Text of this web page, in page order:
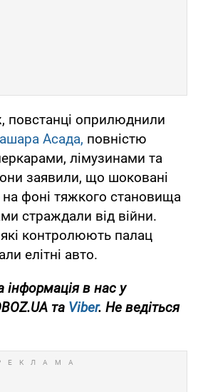
повстанці оприлюднили
Асада, повністю
лімузинами та
заявили, що шоковані
фоні тяжкого становища
страждали від війни.
контролюють палац
елітні авто.
інформація в нас у
та Viber. Не ведіться